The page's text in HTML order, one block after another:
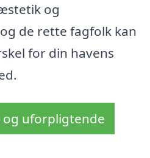
og
de rette fagfolk kan
for din havens
og uforpligtende